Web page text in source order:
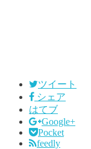
ツイート
シェア
はてブ
Google+
Pocket
feedly